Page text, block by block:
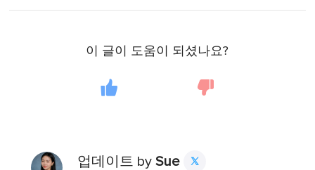
이 글이 도움이 되셨나요?
업데이트 bySue 